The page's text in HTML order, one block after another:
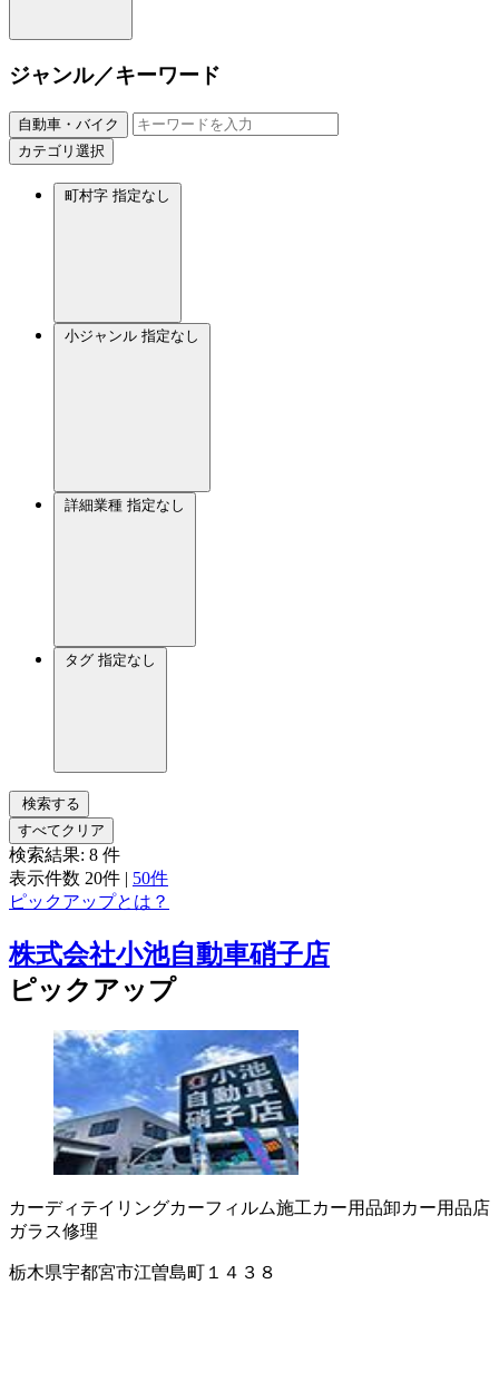
ジャンル／キーワード
自動車・バイク
カテゴリ選択
町村字 指定なし
小ジャンル 指定なし
詳細業種 指定なし
タグ 指定なし
検索する
すべてクリア
検索結果: 8 件
表示件数 20件 | 50件
ピックアップとは？
株式会社小池自動車硝子店
ピックアップ
カーディテイリングカーフィルム施工カー用品卸カー用品店
ガラス修理
栃木県宇都宮市江曽島町１４３８